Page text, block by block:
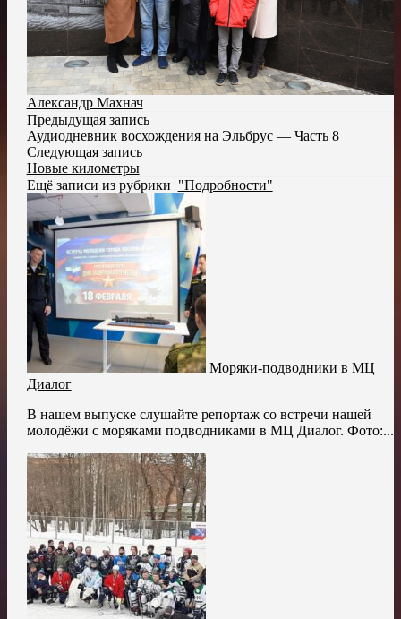
Александр Махнач
Предыдущая запись
Аудиодневник восхождения на Эльбрус — Часть 8
Следующая запись
Новые километры
Ещё записи из рубрики "Подробности"
Моряки-подводники в МЦ
Диалог
В нашем выпуске слушайте репортаж со встречи нашей
молодёжи с моряками подводниками в МЦ Диалог. Фото:...